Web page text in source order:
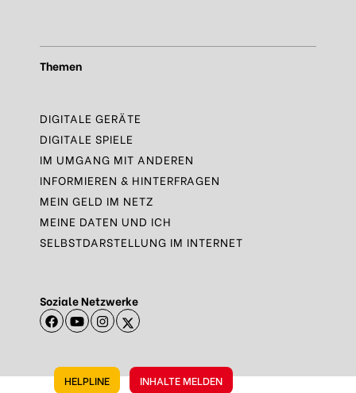
HELPLINE INHALTE MELDEN
Themen
DIGITALE GERÄTE
DIGITALE SPIELE
IM UMGANG MIT ANDEREN
INFORMIEREN & HINTERFRAGEN
MEIN GELD IM NETZ
MEINE DATEN UND ICH
SELBSTDARSTELLUNG IM INTERNET
Soziale Netzwerke